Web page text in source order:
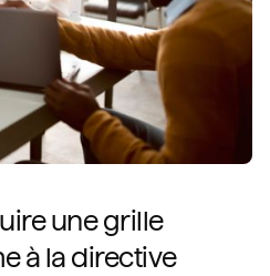
une grille
à la directive